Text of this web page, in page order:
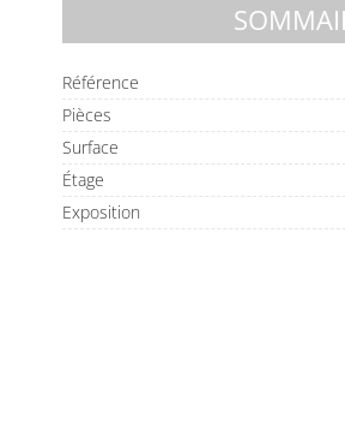
Référence
Pièces
Surface
Étage
Exposition